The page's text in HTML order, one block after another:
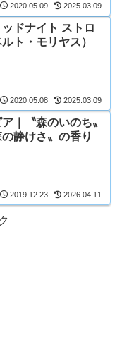
2020.05.09 2025.03.09
ッドナイト ストロ
ト・モリヤス）
2020.05.08 2025.03.09
｜〝森のいのち〟
静けさ〟の香り
2019.12.23 2026.04.11